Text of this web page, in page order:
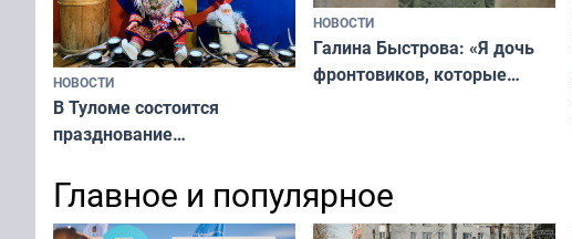
НОВОСТИ
В Туломе состоится
празднование
коренных народов мира
НОВОСТИ
Галина Быстрова: «Я дочь
фронтовиков, которые
Главное и популярное